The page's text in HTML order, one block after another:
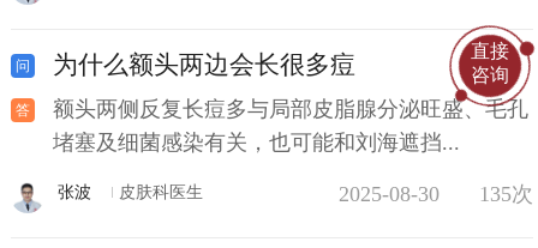
为什么额头两边会长很多痘
额头两侧反复长痘多与局部皮脂腺分泌旺盛、毛孔
堵塞及细菌感染有关，也可能和刘海遮挡...
张波 皮肤科医生 2025-08-30 135次
直接
咨询